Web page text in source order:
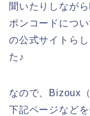
聞いたりしなが
ポンコードにつ
の公式サイトら
た♪
なので、Bizoux
下記ページなど